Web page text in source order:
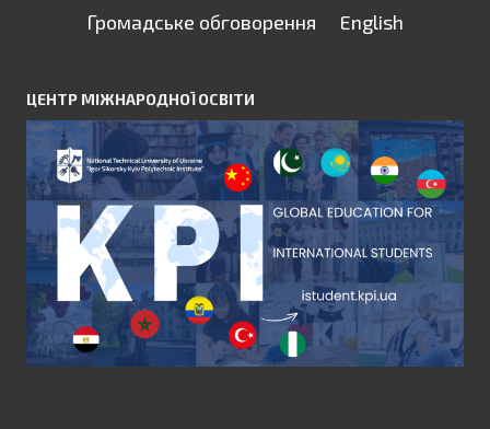
Громадське обговорення
English
ЦЕНТР МІЖНАРОДНОЇ ОСВІТИ